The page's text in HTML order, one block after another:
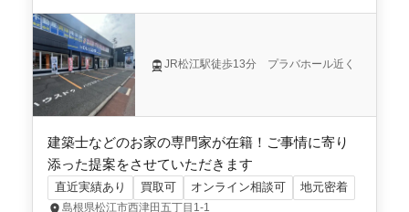
JR松江駅徒歩13分 プラバホール近く
建築士などのお家の専門家が在籍！ご事情に寄り
添った提案をさせていただきます
直近実績あり 買取可 オンライン相談可 地元密着
島根県松江市西津田五丁目1-1